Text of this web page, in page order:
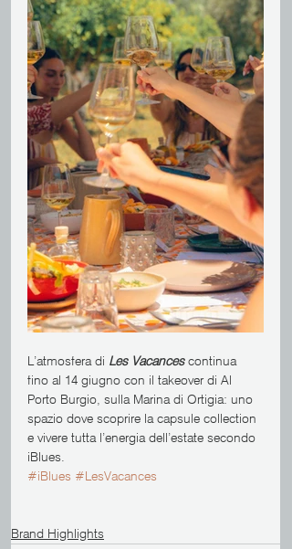
L’atmosfera di Les Vacances continua
fino al 14 giugno con il takeover di Al
Porto Burgio, sulla Marina di Ortigia: uno
spazio dove scoprire la capsule collection
e vivere tutta l’energia dell’estate secondo
iBlues.
#iBlues #LesVacances
Brand Highlights